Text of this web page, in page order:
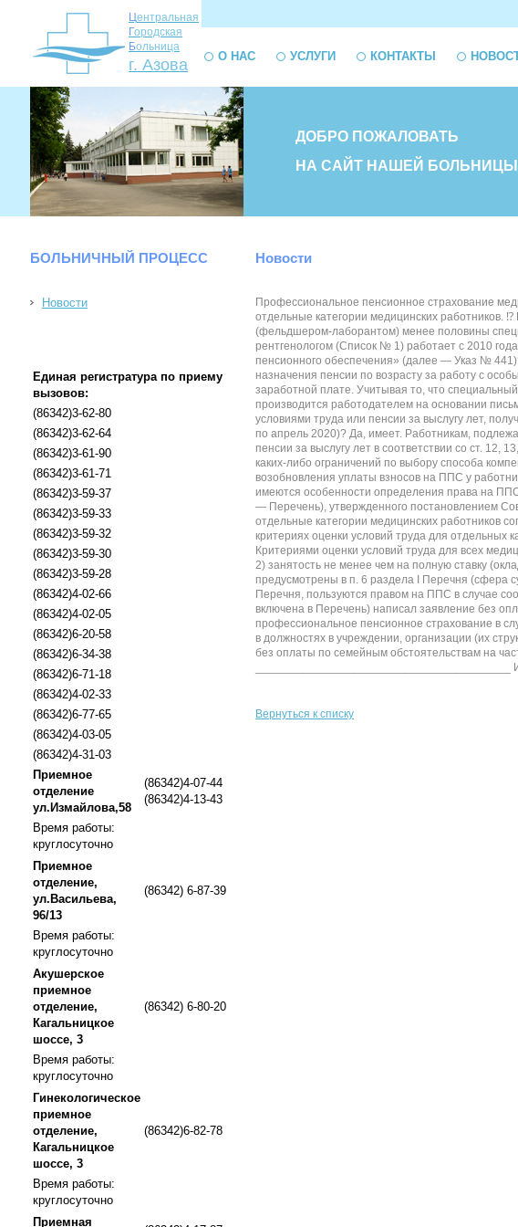
Центральная
Городская
Больница
г. Азова О НАС УСЛУГИ КОНТАКТЫ
ДОБРО ПОЖАЛОВАТЬ
НА САЙТ НАШЕЙ
БОЛЬНИЧНЫЙ ПРОЦЕСС
Новости
Единая регистратура по приему
вызовов:
(86342)3-62-80
(86342)3-62-64
(86342)3-61-90
(86342)3-61-71
(86342)3-59-37
(86342)3-59-33
(86342)3-59-32
(86342)3-59-30
(86342)3-59-28
(86342)4-02-66
(86342)4-02-05
(86342)6-20-58
(86342)6-34-38
(86342)6-71-18
(86342)4-02-33
(86342)6-77-65
(86342)4-03-05
(86342)4-31-03
Приемное
отделение
ул.Измайлова,58
(86342)4-07-44
(86342)4-13-43
Время работы:
круглосуточно
Приемное
отделение,
ул.Васильева,
96/13
(86342) 6-87-39
Время работы:
круглосуточно
Акушерское
приемное
отделение,
Кагальницкое
шоссе, 3
(86342) 6-80-20
Время работы:
круглосуточно
Гинекологическое
приемное
отделение,
Кагальницкое
шоссе, 3
(86342)6-82-78
Время работы:
круглосуточно
Приемная
Новости
Профессиональное пенсионное страхование
отдельные категории медицинских работников.
(фельдшером-лаборантом) менее половины
рентгенологом (Список № 1) работает с 2010
пенсионного обеспечения» (далее — Указ №
назначения пенсии по возрасту за работу с
заработной плате. Учитывая то, что
производится работодателем на основании
условиями труда или пенсии за выслугу лет,
по апрель 2020)? Да, имеет. Работникам,
пенсии за выслугу лет в соответствии со ст.
каких-либо ограничений по выбору способа
возобновления уплаты взносов на ППС у
имеются особенности определения права на
— Перечень), утвержденного постановлением
отдельные категории медицинских работников
критериях оценки условий труда для
Критериями оценки условий труда для всех
2) занятость не менее чем на полную ставку
предусмотрены в п. 6 раздела I Перечня (сфера
Перечня, пользуются правом на ППС в случае
включена в Перечень) написал заявление без
профессиональное пенсионное страхование в
в должностях в учреждении, организации (их
без оплаты по семейным обстоятельствам на
________________________________________
Вернуться к списку